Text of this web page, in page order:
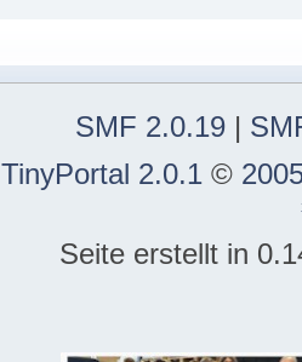
SMF 2.0.19|
TinyPortal 2.0.1©
Seite erstellt in